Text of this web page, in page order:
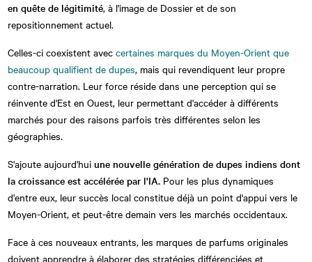
en quête de légitimité, à l'image de Dossier et de son
repositionnement actuel.
Celles-ci coexistent aveccertaines marques du Moyen-Orient que
beaucoup qualifient de dupes, mais qui revendiquent leur propre
contre-narration. Leur force réside dans une perception qui se
réinvente d'Est en Ouest, leur permettant d'accéder à différents
marchés pour des raisons parfois très différentes selon les
géographies.
S'ajoute aujourd'huiune nouvelle génération de dupes indiens dont
la croissance est accélérée par l'IA. Pour les plus dynamiques
d'entre eux, leur succès local constitue déjà un point d'appui vers le
Moyen-Orient, et peut-être demain vers les marchés occidentaux.
Face à ces nouveaux entrants, les marques de parfums originales
doivent apprendre à élaborer des stratégies différenciées et